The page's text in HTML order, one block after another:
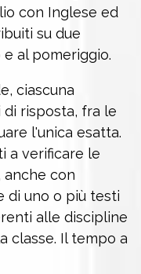
con Inglese ed
su due
al pomeriggio.
ciascuna
risposta, fra le
l'unica esatta.
a verificare le
anche con
di uno o più testi
alle discipline
classe. Il tempo a